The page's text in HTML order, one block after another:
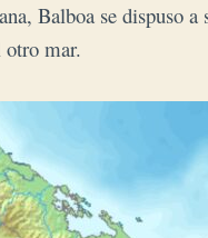
Balboa se dispuso
mar.